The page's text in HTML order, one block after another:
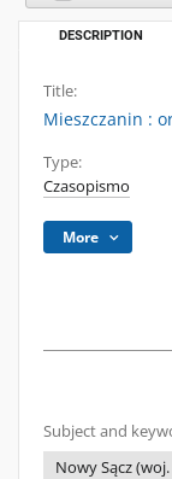
DESCRIPTION
Title:
Mieszczanin :
Type:
Czasopismo
More
Subject and
Nowy Sącz